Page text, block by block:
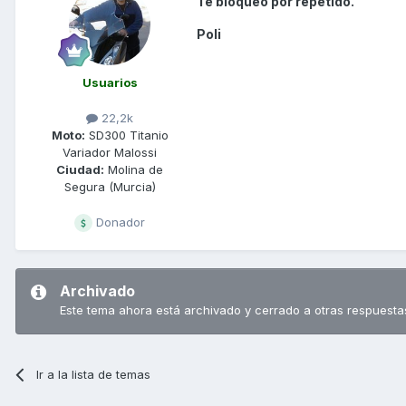
Usuarios
22,2k
Moto: SD300 Titanio
Variador Malossi
Ciudad: Molina de
Segura (Murcia)
Donador
Poli
Archivado
Este tema ahora está archivado y cerrado a otras
Ir a la lista de temas